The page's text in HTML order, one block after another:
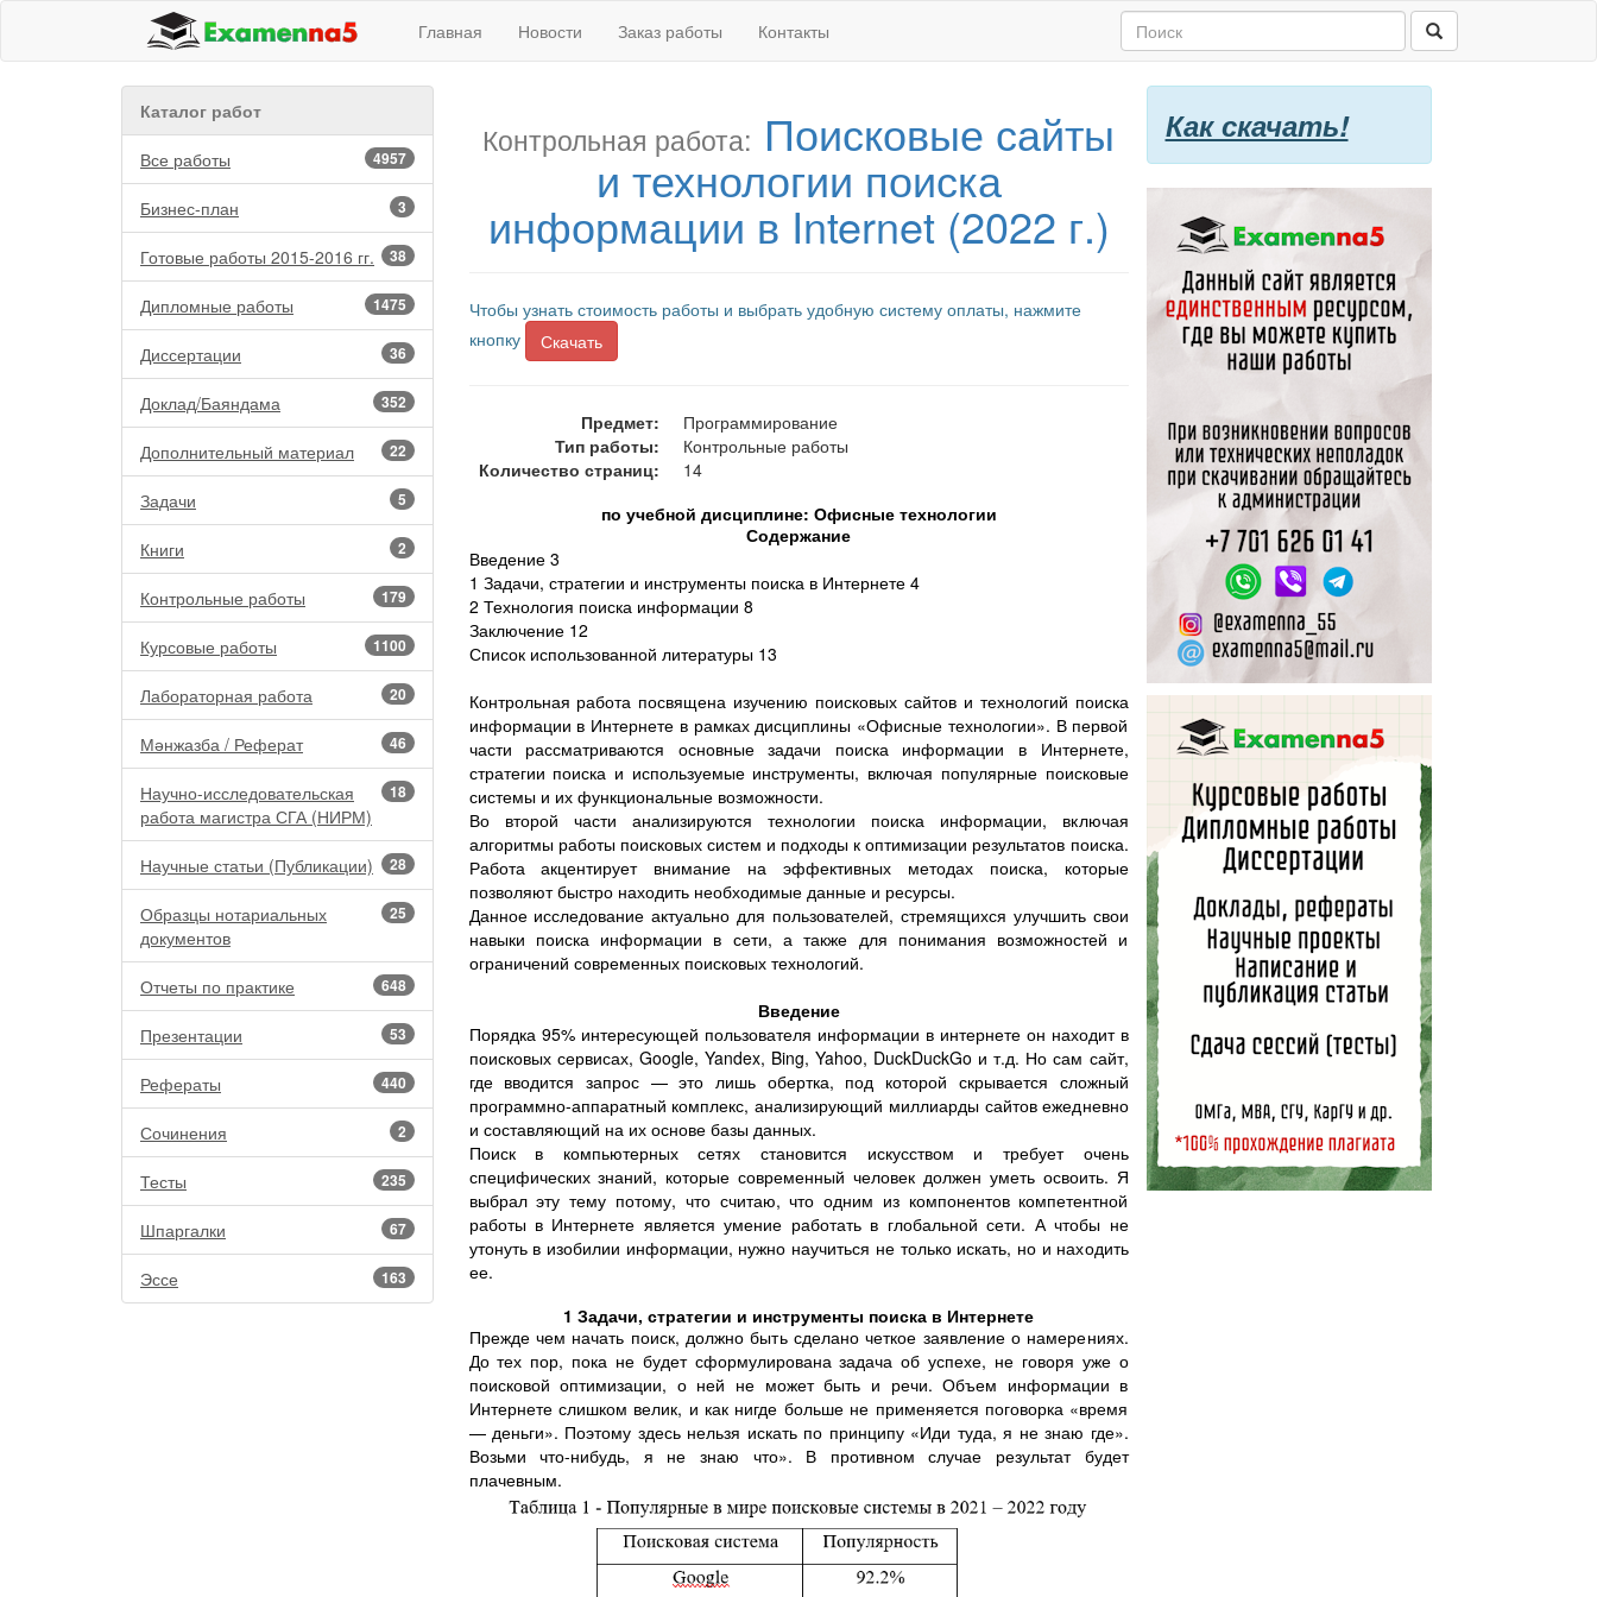
Главная Новости Заказ работы Контакты
Каталог работ
4957
Все работы
3
Бизнес-план
38
Готовые работы 2015-2016 гг.
1475
Дипломные работы
36
Диссертации
352
Доклад/Баяндама
22
Дополнительный материал
5
Задачи
2
Книги
179
Контрольные работы
1100
Курсовые работы
20
Лабораторная работа
46
Мәнжазба / Реферат
18
Научно-исследовательская
работа магистра СГА (НИРМ)
28
Научные статьи (Публикации)
25
Образцы нотариальных
документов
648
Отчеты по практике
53
Презентации
440
Рефераты
2
Сочинения
235
Тесты
67
Шпаргалки
163
Эссе
Контрольная работа: Поисковые сайты
и технологии поиска
информации в Internet (2022 г.)
Чтобы узнать стоимость работы и выбрать удобную систему оплаты, нажмите
кнопку
Скачать
Предмет:
Программирование
Тип работы:
Контрольные работы
Количество страниц:
14
по учебной дисциплине: Офисные технологии
Содержание
Введение 3
1 Задачи, стратегии и инструменты поиска в Интернете 4
2 Технология поиска информации 8
Заключение 12
Список использованной литературы 13
Контрольная работа посвящена изучению поисковых сайтов и технологий поиска
информации в Интернете в рамках дисциплины «Офисные технологии». В первой
части рассматриваются основные задачи поиска информации в Интернете,
стратегии поиска и используемые инструменты, включая популярные поисковые
системы и их функциональные возможности.
Во второй части анализируются технологии поиска информации, включая
алгоритмы работы поисковых систем и подходы к оптимизации результатов поиска.
Работа акцентирует внимание на эффективных методах поиска, которые
позволяют быстро находить необходимые данные и ресурсы.
Данное исследование актуально для пользователей, стремящихся улучшить свои
навыки поиска информации в сети, а также для понимания возможностей и
ограничений современных поисковых технологий.
Введение
Порядка 95% интересующей пользователя информации в интернете он находит в
поисковых сервисах, Google, Yandex, Bing, Yahoo, DuckDuckGo и т.д. Но сам сайт,
где вводится запрос — это лишь обертка, под которой скрывается сложный
программно-аппаратный комплекс, анализирующий миллиарды сайтов ежедневно
и составляющий на их основе базы данных.
Поиск в компьютерных сетях становится искусством и требует очень
специфических знаний, которые современный человек должен уметь освоить. Я
выбрал эту тему потому, что считаю, что одним из компонентов компетентной
работы в Интернете является умение работать в глобальной сети. А чтобы не
утонуть в изобилии информации, нужно научиться не только искать, но и находить
ее.
1 Задачи, стратегии и инструменты поиска в Интернете
Прежде чем начать поиск, должно быть сделано четкое заявление о намерениях.
До тех пор, пока не будет сформулирована задача об успехе, не говоря уже о
поисковой оптимизации, о ней не может быть и речи. Объем информации в
Интернете слишком велик, и как нигде больше не применяется поговорка «время
— деньги». Поэтому здесь нельзя искать по принципу «Иди туда, я не знаю где».
Возьми что-нибудь, я не знаю что». В противном случае результат будет
плачевным.
Как скачать!